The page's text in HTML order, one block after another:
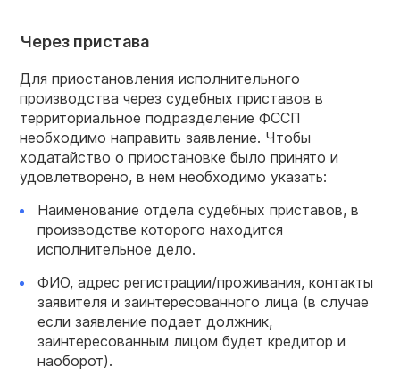
Через пристава
Для приостановления исполнительного
производства через судебных приставов в
территориальное подразделение ФССП
необходимо направить заявление. Чтобы
ходатайство о приостановке было принято и
удовлетворено, в нем необходимо указать:
Наименование отдела судебных приставов, в
производстве которого находится
исполнительное дело.
ФИО, адрес регистрации/проживания, контакты
заявителя и заинтересованного лица (в случае
если заявление подает должник,
заинтересованным лицом будет кредитор и
наоборот).